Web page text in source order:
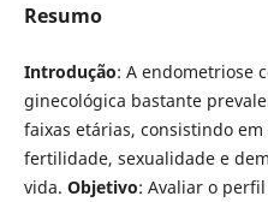
Resumo
Introdução: A endometriose
ginecológica bastante
faixas etárias, consistindo
fertilidade, sexualidade e
vida. Objetivo: Avaliar o